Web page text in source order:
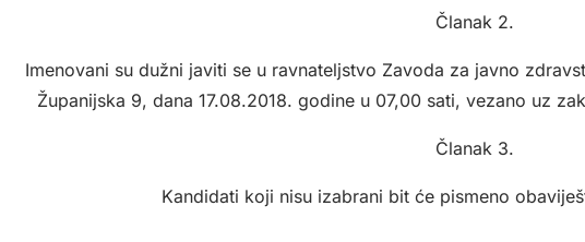
Članak 2.
Imenovani su dužni javiti se u ravnateljstvo Zavoda za javno
Županijska 9, dana 17.08.2018. godine u 07,00 sati, vezano uz
Članak 3.
Kandidati koji nisu izabrani bit će pismeno